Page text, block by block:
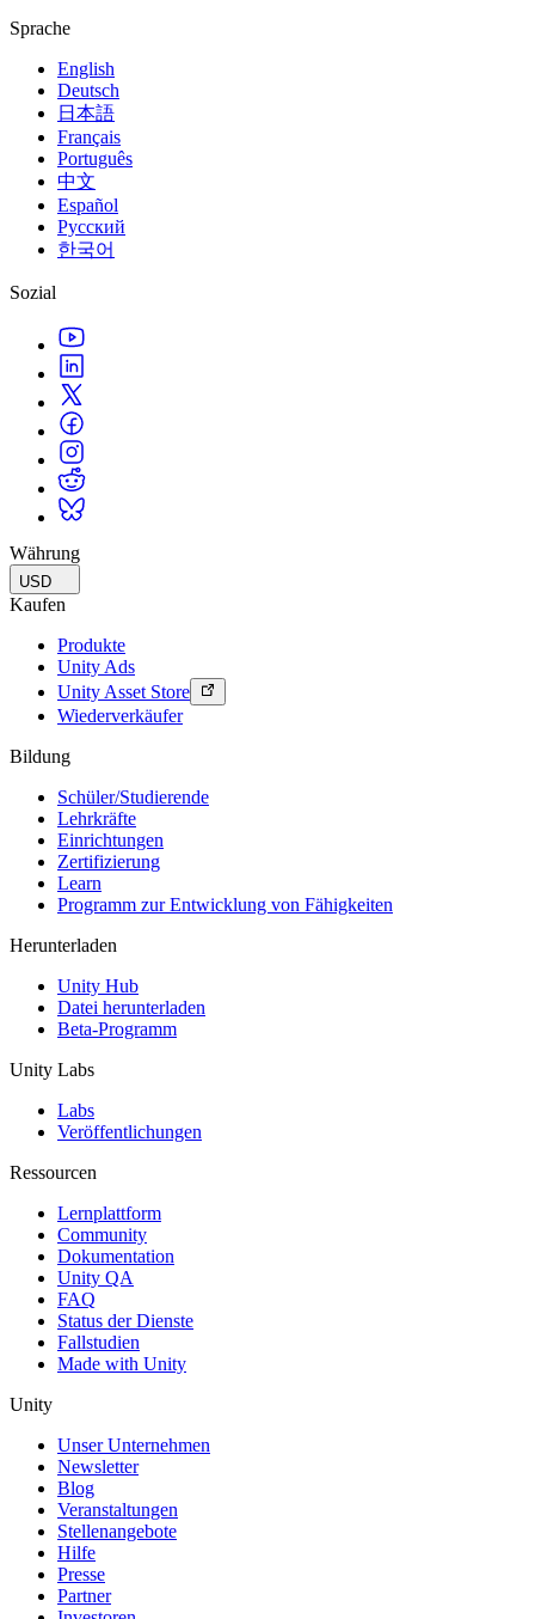
Sprache
English
Deutsch
日本語
Français
Português
中文
Español
Русский
한국어
Sozial
Währung
USD
Kaufen
Produkte
Unity Ads
Unity Asset Store
Wiederverkäufer
Bildung
Schüler/Studierende
Lehrkräfte
Einrichtungen
Zertifizierung
Learn
Programm zur Entwicklung von Fähigkeiten
Herunterladen
Unity Hub
Datei herunterladen
Beta-Programm
Unity Labs
Labs
Veröffentlichungen
Ressourcen
Lernplattform
Community
Dokumentation
Unity QA
FAQ
Status der Dienste
Fallstudien
Made with Unity
Unity
Unser Unternehmen
Newsletter
Blog
Veranstaltungen
Stellenangebote
Hilfe
Presse
Partner